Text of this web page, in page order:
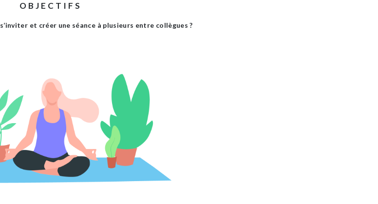
OBJECTIFS
s’inviter et créer une séance à plusieurs entre collègues ?